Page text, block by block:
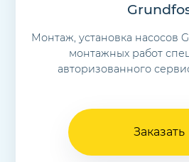
Монтаж, установка насосов
монтажных работ
авторизованного
Заказать